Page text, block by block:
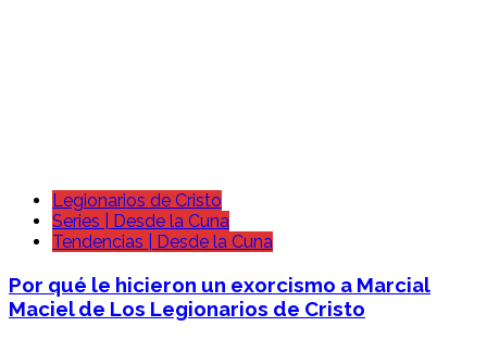
Legionarios de Cristo
Series | Desde la Cuna
Tendencias | Desde la Cuna
Por qué le hicieron un exorcismo a Marcial
Maciel de Los Legionarios de Cristo